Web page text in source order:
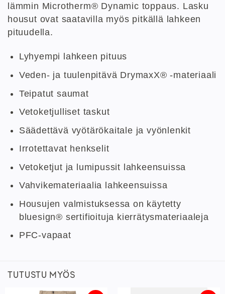
lämmin Microtherm® Dynamic toppaus. Lasku
housut ovat saatavilla myös pitkällä lahkeen
pituudella.
Lyhyempi lahkeen pituus
Veden- ja tuulenpitävä DrymaxX® -materiaali
Teipatut saumat
Vetoketjulliset taskut
Säädettävä vyötärökaitale ja vyönlenkit
Irrotettavat henkselit
Vetoketjut ja lumipussit lahkeensuissa
Vahvikemateriaalia lahkeensuissa
Housujen valmistuksessa on käytetty
bluesign® sertifioituja kierrätysmateriaaleja
PFC-vapaat
TUTUSTU MYÖS